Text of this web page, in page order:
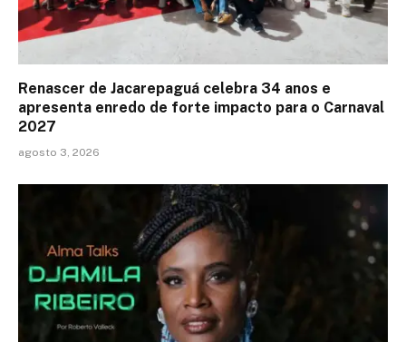
Renascer de Jacarepaguá celebra 34 anos e
apresenta enredo de forte impacto para o Carnaval
2027
agosto 3, 2026